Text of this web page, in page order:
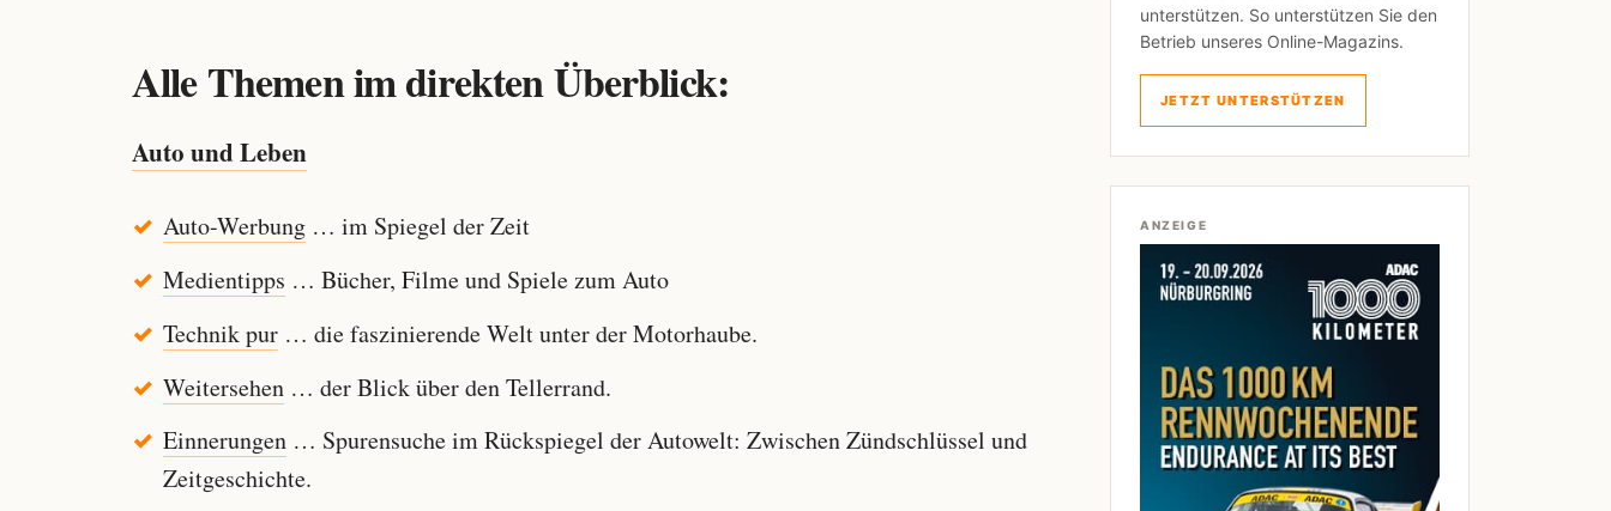
Alle Themen im direkten Überblick:
Auto und Leben
Auto-Werbung… im Spiegel der Zeit
Medientipps … Bücher, Filme und Spiele zum Auto
Technik pur… die faszinierende Welt unter der Motorhaube.
Weitersehen… der Blick über den Tellerrand.
Einnerungen… Spurensuche im Rückspiegel der Autowelt: Zwischen Zündschlüssel und
Zeitgeschichte.
unterstützen. So unterstützen Sie den
Betrieb unseres Online-Magazins.
JETZT UNTERSTÜTZEN
ANZEIGE